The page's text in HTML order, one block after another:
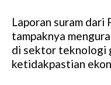
Laporan suram dari
tampaknya
di sektor teknologi
ketidakpastian